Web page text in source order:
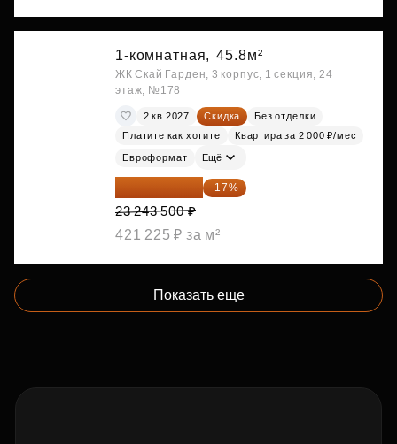
1-комнатная, 45.8м²
ЖК Скай Гарден, 3 корпус, 1 секция, 24
этаж, №178
2 кв 2027 Скидка
Без отделки
Платите как хотите
Квартира за 2 000 ₽/мес
Евроформат Ещё
19 292 105 ₽ -17%
23 243 500 ₽
421 225 ₽ за м²
Показать еще